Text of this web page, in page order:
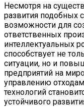
Несмотря на
развития подобных
возможности для
ответственных
интеллектуальных
способствует не
ситуации, но и
предприятий на
управлению
технологий
устойчивого